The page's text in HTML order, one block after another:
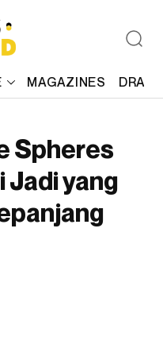
MAGAZINES
Spheres
Jadi yang